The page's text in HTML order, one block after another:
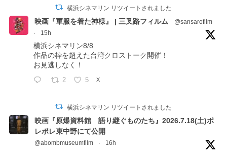
横浜シネマリン リツイートされました
映画『軍服を着た神様』 | 三叉路フィルム
@sansarofilm
·
15h
横浜シネマリン8/8
作品の枠を超えた台湾クロストーク開催！
お見逃しなく！
2 5 X
横浜シネマリン リツイートされました
映画『原爆資料館 語り継ぐものたち』2026.7.18(土)ポ
レポレ東中野にて公開
@abombmuseumfilm · 16h